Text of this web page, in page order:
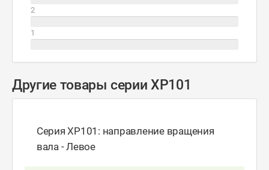
2
1
Другие товары серии XP101
Серия XP101: направление вращения
вала - Левое